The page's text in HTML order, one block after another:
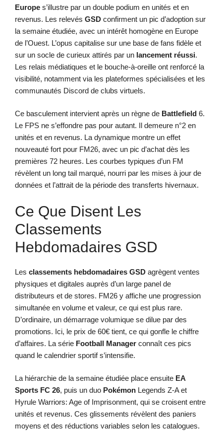
Europe s’illustre par un double podium en unités et en
revenus. Les relevés GSD confirment un pic d’adoption sur
la semaine étudiée, avec un intérêt homogène en Europe
de l’Ouest. L’opus capitalise sur une base de fans fidèle et
sur un socle de curieux attirés par un lancement réussi.
Les relais médiatiques et le bouche-à-oreille ont renforcé la
visibilité, notamment via les plateformes spécialisées et les
communautés Discord de clubs virtuels.
Ce basculement intervient après un règne de Battlefield 6.
Le FPS ne s’effondre pas pour autant. Il demeure n°2 en
unités et en revenus. La dynamique montre un effet
nouveauté fort pour FM26, avec un pic d’achat dès les
premières 72 heures. Les courbes typiques d’un FM
révèlent un long tail marqué, nourri par les mises à jour de
données et l’attrait de la période des transferts hivernaux.
Ce Que Disent Les
Classements
Hebdomadaires GSD
Les classements hebdomadaires GSD agrègent ventes
physiques et digitales auprès d’un large panel de
distributeurs et de stores. FM26 y affiche une progression
simultanée en volume et valeur, ce qui est plus rare.
D’ordinaire, un démarrage volumique se dilue par des
promotions. Ici, le prix de 60€ tient, ce qui gonfle le chiffre
d’affaires. La série Football Manager connaît ces pics
quand le calendrier sportif s’intensifie.
La hiérarchie de la semaine étudiée place ensuite EA
Sports FC 26, puis un duo Pokémon Legends Z-A et
Hyrule Warriors: Age of Imprisonment, qui se croisent entre
unités et revenus. Ces glissements révèlent des paniers
moyens et des réductions variables selon les catalogues.